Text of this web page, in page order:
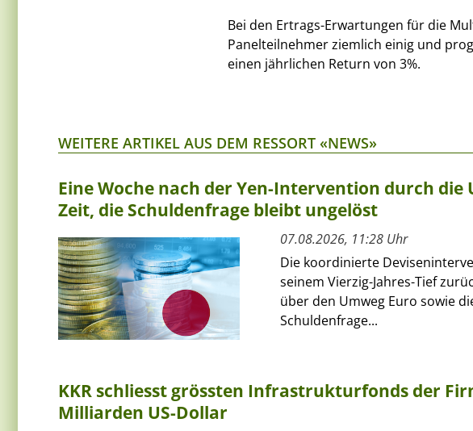
Bei den Ertrags-Erwartungen für die
Panelteilnehmer ziemlich einig und
einen jährlichen Return von 3%.
WEITERE ARTIKEL AUS DEM RESSORT «NEWS»
Eine Woche nach der Yen-Intervention durch die
Zeit, die Schuldenfrage bleibt ungelöst
07.08.2026, 11:28 Uhr
Die koordinierte
seinem Vierzig-Jahres-Tief
über den Umweg Euro sowie
Schuldenfrage...
KKR schliesst grössten Infrastrukturfonds der
Milliarden US-Dollar